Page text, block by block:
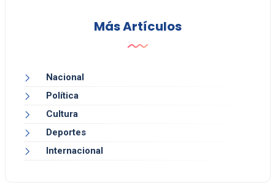
Más Artículos
Nacional
Política
Cultura
Deportes
Internacional